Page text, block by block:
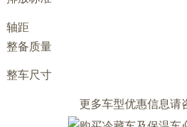
轴距
整备质量
整车尺寸
更多车型优惠信息请